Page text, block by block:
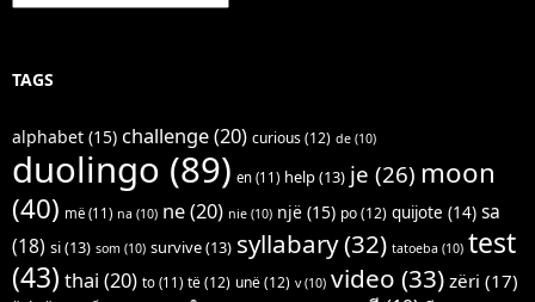
TAGS
alphabet (15) challenge(20) curious(12) de (10)
duolingo (89) en (11) help(13) je (26) moon
(40) më (11) na (10) ne(20) nie (10) një (15) po(12) quijote (14) sa
(18) si(13) som (10) survive(13) syllabary(32) tatoeba (10) test
(43) thai (20) to (11) të(12) unë(12) v(10) video (33) zëri (17)